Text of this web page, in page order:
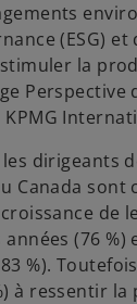
e
l
o
n
g
l
e
t
e
l
o
n
g
e
t
(ESG)
la
Perspective
les dirigeants
Canada sont
de
(76 %)
%).
à ressentir la